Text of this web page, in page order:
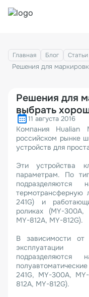
Главная Блог Статьи
Решения для
Решения для
выбрать
11 августа 2016
Компания Hualian
российском рынке
устройств для
Эти устройства
параметрам. По
подразделяются
термотрансферную
241G) и
роликах (MY-
MY-812A, MY-812G).
В зависимости от
эксплуатации
241G, MY-300A,
812A, MY-812G).